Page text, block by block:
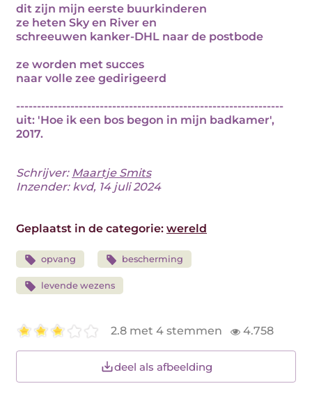
dit zijn mijn eerste buurkinderen
ze heten Sky en River en
schreeuwen kanker-DHL naar de postbode
ze worden met succes
naar volle zee gedirigeerd
----------------------------------------------------------------
uit: 'Hoe ik een bos begon in mijn badkamer',
2017.
Schrijver: Maartje Smits
Inzender: kvd, 14 juli 2024
Geplaatst in de categorie: wereld
opvang bescherming
levende wezens
2.8 met 4 stemmen 4.758
deel als afbeelding